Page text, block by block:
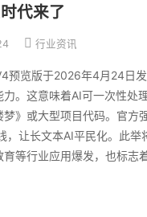
代来了
行业资讯
预览版于2026年4月24日
。这意味着AI可一次性处
梦》或大型项目代码。官方
，让长文本AI平民化。此举
育等行业应用爆发，也标志